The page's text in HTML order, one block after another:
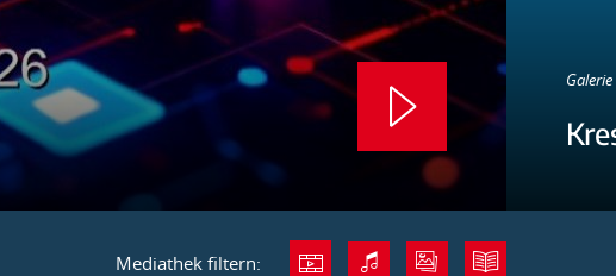
Mediathek filtern: